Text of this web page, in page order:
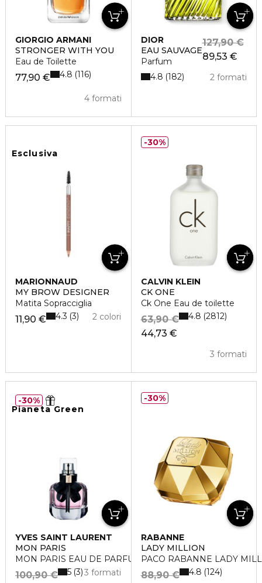
GIORGIO ARMANI
STRONGER WITH YOU
Eau de Toilette
77,90 €
4 formati
4.8 116
DIOR
EAU SAUVAGE
Parfum
89,53 €
127,90 €
2 formati
4.8 182
Esclusiva
MARIONNAUD
MY BROW DESIGNER
Matita Sopracciglia
11,90 € 2 colori
4.3 3
CALVIN KLEIN
CK ONE
Ck One Eau de toilette
44,73 €
63,90 €
3 formati
4.8 2812
30%
Pianeta Green
YVES SAINT LAURENT
MON PARIS
MON PARIS EAU DE PARFUM
100,90 € 3 formati
5 3
30%
RABANNE
LADY MILLION
PACO RABANNE LADY
88,90 € 4.8 124
30%